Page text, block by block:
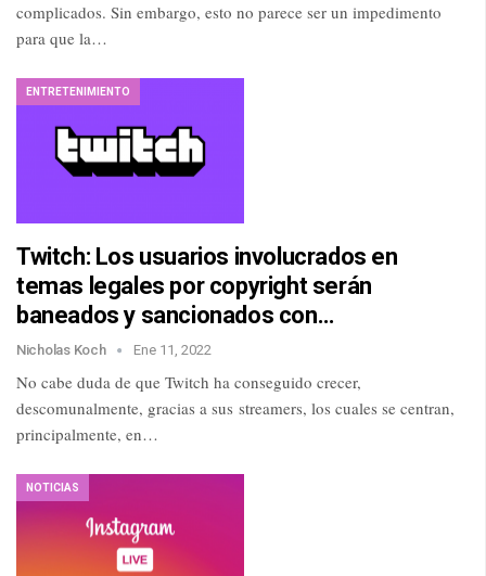
complicados. Sin embargo, esto no parece ser un impedimento
para que la…
ENTRETENIMIENTO
Twitch: Los usuarios involucrados en
temas legales por copyright serán
baneados y sancionados con…
Nicholas Koch Ene 11, 2022
No cabe duda de que Twitch ha conseguido crecer,
descomunalmente, gracias a sus streamers, los cuales se centran,
principalmente, en…
NOTICIAS